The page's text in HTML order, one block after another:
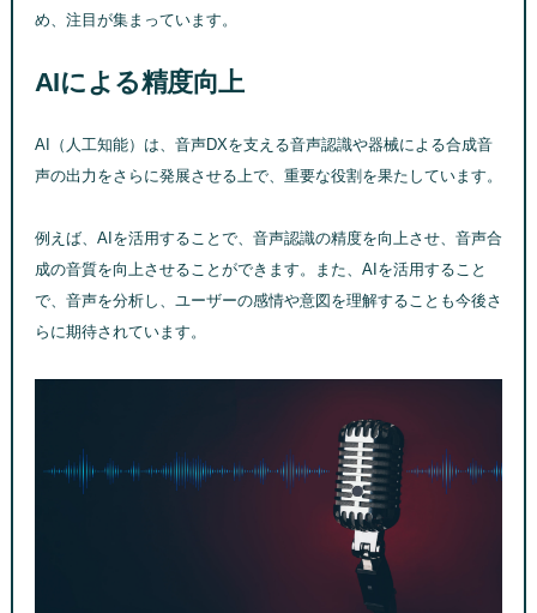
め、注目が集まっています。
AIによる精度向上
AI（人工知能）は、音声DXを支える音声認識や器械による合成音
声の出力をさらに発展させる上で、重要な役割を果たしています。
例えば、AIを活用することで、音声認識の精度を向上させ、音声合
成の音質を向上させることができます。また、AIを活用すること
で、音声を分析し、ユーザーの感情や意図を理解することも今後さ
らに期待されています。